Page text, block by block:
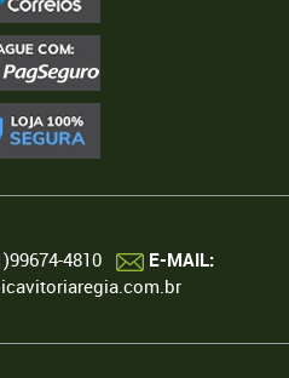
4810
E-MAIL: